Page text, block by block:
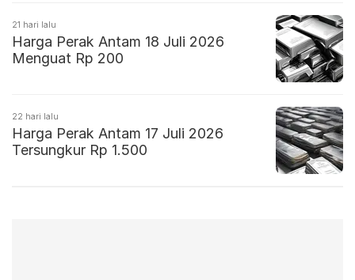
21 hari lalu
Harga Perak Antam 18 Juli 2026
Menguat Rp 200
22 hari lalu
Harga Perak Antam 17 Juli 2026
Tersungkur Rp 1.500